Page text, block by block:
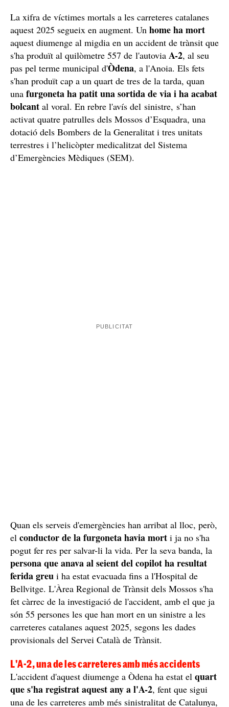
La xifra de víctimes mortals a les carreteres catalanes
aquest 2025 segueix en augment. Un home ha mort
aquest diumenge al migdia en un accident de trànsit que
s'ha produït al quilòmetre 557 de l'autovia A-2, al seu
pas pel terme municipal d'Òdena, a l'Anoia. Els fets
s'han produït cap a un quart de tres de la tarda, quan
una furgoneta ha patit una sortida de via i ha acabat
bolcant al voral. En rebre l'avís del sinistre, s’han
activat quatre patrulles dels Mossos d’Esquadra, una
dotació dels Bombers de la Generalitat i tres unitats
terrestres i l’helicòpter medicalitzat del Sistema
d’Emergències Mèdiques (SEM).
Quan els serveis d'emergències han arribat al lloc, però,
el conductor de la furgoneta havia mort i ja no s'ha
pogut fer res per salvar-li la vida. Per la seva banda, la
persona que anava al seient del copilot ha resultat
ferida greu i ha estat evacuada fins a l'Hospital de
Bellvitge. L'Àrea Regional de Trànsit dels Mossos s'ha
fet càrrec de la investigació de l'accident, amb el que ja
són 55 persones les que han mort en un sinistre a les
carreteres catalanes aquest 2025, segons les dades
provisionals del Servei Català de Trànsit.
L'A-2, una de les carreteres amb més accidents
L'accident d'aquest diumenge a Òdena ha estat el quart
que s'ha registrat aquest any a l'A-2, fent que sigui
una de les carreteres amb més sinistralitat de Catalunya,